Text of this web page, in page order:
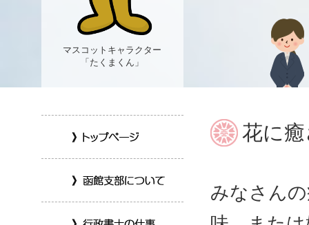
マスコットキャラクター
「たくまくん」
花に
みなさん